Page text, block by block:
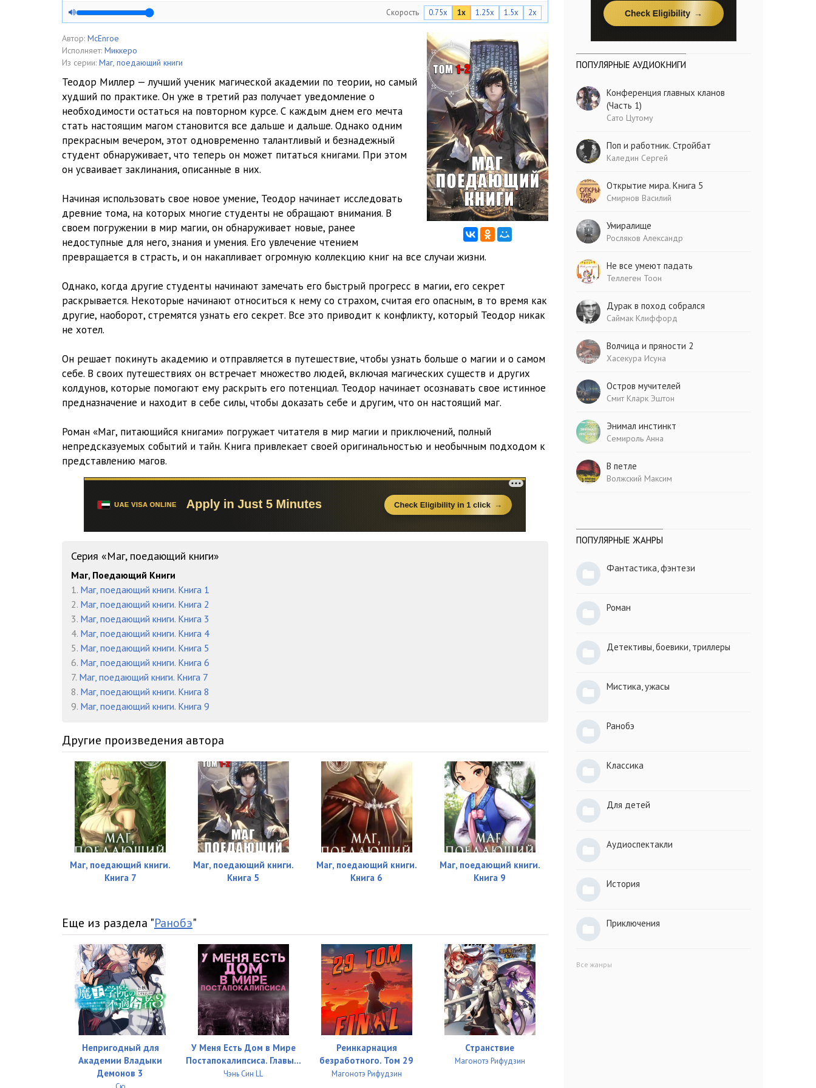
Скорость 0.75x 1x 1.25x 1.5x 2x
Автор: McEnroe
Исполняет: Миккеро
Из серии: Маг, поедающий книги
Теодор Миллер — лучший ученик магической академии по теории, но самый
худший по практике. Он уже в третий раз получает уведомление о
необходимости остаться на повторном курсе. С каждым днем его мечта
стать настоящим магом становится все дальше и дальше. Однако одним
прекрасным вечером, этот одновременно талантливый и безнадежный
студент обнаруживает, что теперь он может питаться книгами. При этом
он усваивает заклинания, описанные в них.
Начиная использовать свое новое умение, Теодор начинает исследовать
древние тома, на которых многие студенты не обращают внимания. В
своем погружении в мир магии, он обнаруживает новые, ранее
недоступные для него, знания и умения. Его увлечение чтением
превращается в страсть, и он накапливает огромную коллекцию книг на все случаи жизни.
Однако, когда другие студенты начинают замечать его быстрый прогресс в магии, его секрет
раскрывается. Некоторые начинают относиться к нему со страхом, считая его опасным, в то время как
другие, наоборот, стремятся узнать его секрет. Все это приводит к конфликту, который Теодор никак
не хотел.
Он решает покинуть академию и отправляется в путешествие, чтобы узнать больше о магии и о самом
себе. В своих путешествиях он встречает множество людей, включая магических существ и других
колдунов, которые помогают ему раскрыть его потенциал. Теодор начинает осознавать свое истинное
предназначение и находит в себе силы, чтобы доказать себе и другим, что он настоящий маг.
Роман «Маг, питающийся книгами» погружает читателя в мир магии и приключений, полный
непредсказуемых событий и тайн. Книга привлекает своей оригинальностью и необычным подходом к
представлению магов.
Серия «Маг, поедающий книги»
Маг, Поедающий Книги
1. Маг, поедающий книги. Книга 1
2. Маг, поедающий книги. Книга 2
3. Маг, поедающий книги. Книга 3
4. Маг, поедающий книги. Книга 4
5. Маг, поедающий книги. Книга 5
6. Маг, поедающий книги. Книга 6
7. Маг, поедающий книги. Книга 7
8. Маг, поедающий книги. Книга 8
9. Маг, поедающий книги. Книга 9
Другие произведения автора
Маг, поедающий книги.
Книга 7
Маг, поедающий книги.
Книга 5
Маг, поедающий книги.
Книга 6
Маг, поедающий книги.
Книга 9
Еще из раздела "Ранобэ"
Непригодный для
Академии Владыки
Демонов 3
У Меня Есть Дом в Мире
Постапокалипсиса. Главы...
Чэнь Син LL
Реинкарнация
безработного. Том 29
Магонотэ Рифудзин
Странствие
Магонотэ Рифудзин
ПОПУЛЯРНЫЕ АУДИОКНИГИ
Конференция главных кланов
(Часть 1)
Сато Цутому
Поп и работник. Стройбат
Каледин Сергей
Открытие мира. Книга 5
Смирнов Василий
Умиралище
Росляков Александр
Не все умеют падать
Теллеген Тоон
Дурак в поход собрался
Саймак Клиффорд
Волчица и пряности 2
Хасекура Исуна
Остров мучителей
Смит Кларк Эштон
Энимал инстинкт
Семироль Анна
В петле
Волжский Максим
ПОПУЛЯРНЫЕ ЖАНРЫ
Фантастика, фэнтези
Роман
Детективы, боевики, триллеры
Мистика, ужасы
Ранобэ
Классика
Для детей
Аудиоспектакли
История
Приключения
Все жанры